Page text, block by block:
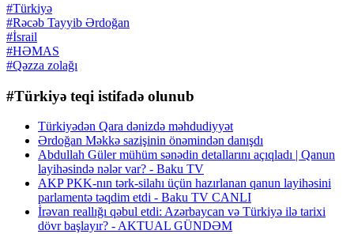
#Türkiyə
#Rəcəb Tayyib Ərdoğan
#İsrail
#HƏMAS
#Qəzza zolağı
#Türkiyə teqi istifadə olunub
Türkiyədən Qara dənizdə məhdudiyyət
Ərdoğan Məkkə sazişinin önəmindən danışdı
Abdullah Güler mühüm sənədin detallarını açıqladı | Qanun
layihəsində nələr var? - Baku TV
AKP PKK-nın tərk-silahı üçün hazırlanan qanun layihəsini
parlamentə təqdim etdi - Baku TV CANLI
İrəvan reallığı qəbul etdi: Azərbaycan və Türkiyə ilə tarixi
dövr başlayır? - AKTUAL GÜNDƏM